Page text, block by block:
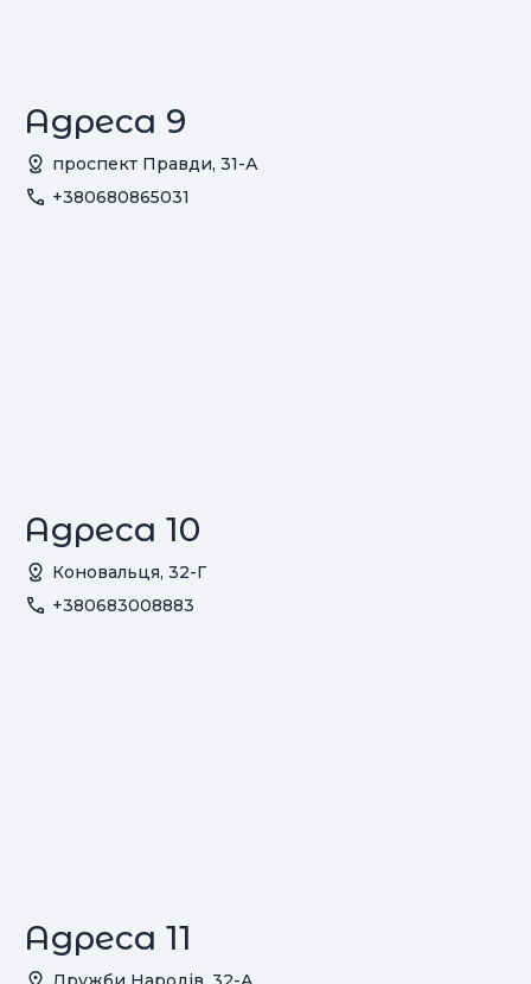
Адреса 9
проспект Правди, 31-А
+380680865031
Адреса 10
Коновальця, 32-Г
+380683008883
Адреса 11